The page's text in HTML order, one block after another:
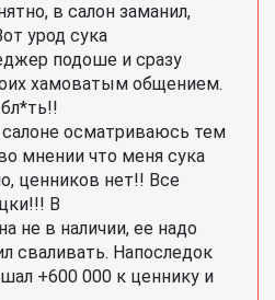
в салон заманил,
урод сука
подоше и сразу
хамоватым общением.
осматриваюсь тем
мнении что меня сука
ценников нет!! Все
В
не в наличии, ее надо
сваливать. Напоследок
+600 000 к ценнику и